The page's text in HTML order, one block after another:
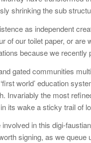
shrinking the sub
as independent
of our toilet paper, or
because we recently
gated communities
world’ education
Invariably the most
its wake a sticky trail of
in this digi-
signing, as we